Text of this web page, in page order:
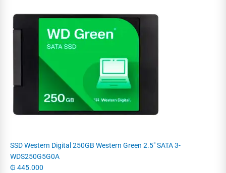
SSD Western Digital 250GB Western Green 2.5" SATA 3-
WDS250G5G0A
₲ 445.000